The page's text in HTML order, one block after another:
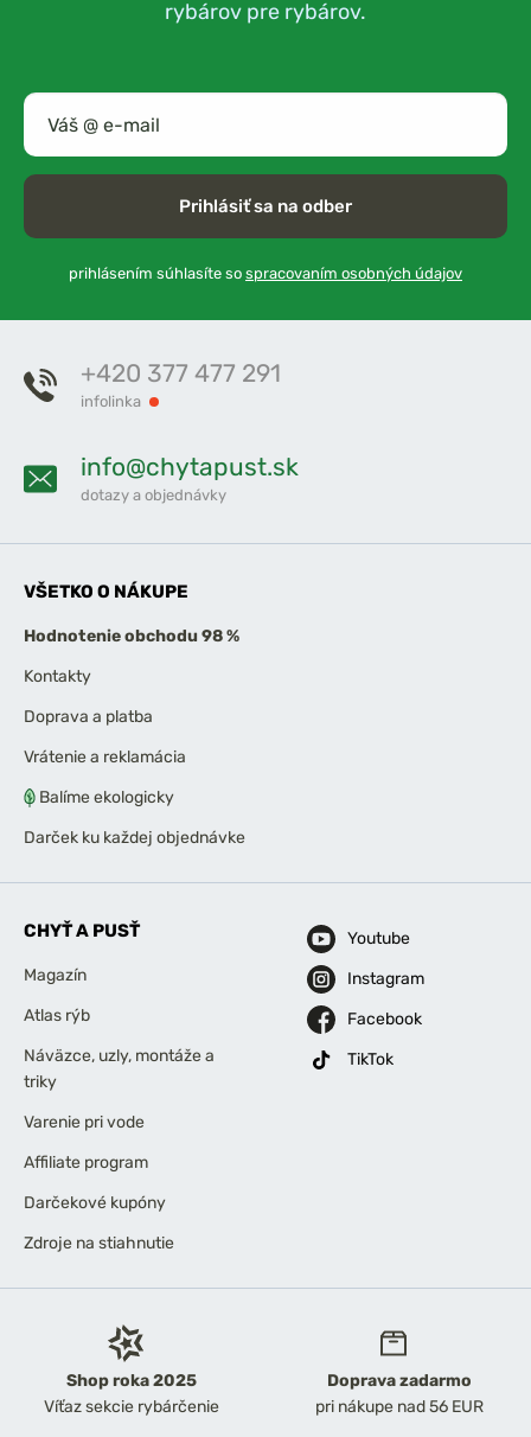
rybárov pre rybárov.
Prihlásiť sa na odber
prihlásením súhlasíte so spracovaním osobných údajov
Shop roka 2025
Víťaz sekcie rybárčenie
Doprava zadarmo
pri nákupe nad 56 EUR
+420 377 477 291
infolinka
info@chytapust.sk
dotazy a objednávky
VŠETKO O NÁKUPE
Hodnotenie obchodu 98 %
Kontakty
Doprava a platba
Vrátenie a reklamácia
Balíme ekologicky
Darček ku každej objednávke
CHYŤ A PUSŤ
Magazín
Atlas rýb
Náväzce, uzly, montáže a
triky
Varenie pri vode
Affiliate program
Darčekové kupóny
Zdroje na stiahnutie
Youtube
Instagram
Facebook
TikTok